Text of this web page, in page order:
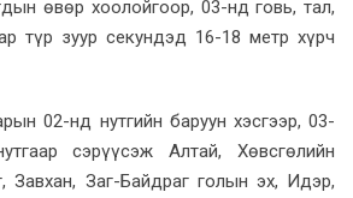
өвөр хоолойгоор, 03-нд говь, тал,
түр зуур секундэд 16-18 метр хүрч
02-нд нутгийн баруун хэсгээр, 03-
сэрүүсэж Алтай, Хөвсгөлийн
Завхан, Заг-Байдраг голын эх, Идэр,